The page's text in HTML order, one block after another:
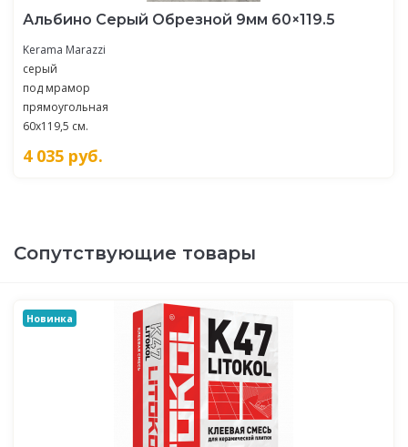
Альбино Серый Обрезной 9мм 60×119.5
Kerama Marazzi
серый
под мрамор
прямоугольная
60x119,5 см.
4 035 руб.
Сопутствующие товары
Новинка